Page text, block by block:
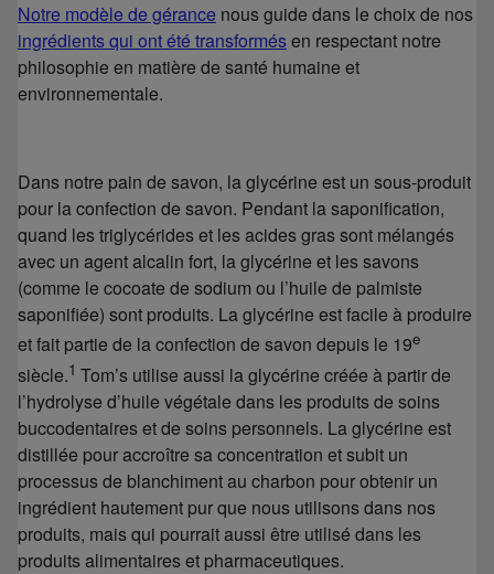
Notre modèle de gérance nous guide dans le choix de nos
ingrédients qui ont été transformésen respectant notre
philosophie en matière de santé humaine et
environnementale.
Dans notre pain de savon, la glycérine est un sous-produit
pour la confection de savon. Pendant la saponification,
quand les triglycérides et les acides gras sont mélangés
avec un agent alcalin fort, la glycérine et les savons
(comme le cocoate de sodium ou l’huile de palmiste
saponifiée) sont produits. La glycérine est facile à produire
et fait partie de la confection de savon depuis le 19e
siècle.1 Tom’s utilise aussi la glycérine créée à partir de
l’hydrolyse d’huile végétale dans les produits de soins
buccodentaires et de soins personnels. La glycérine est
distillée pour accroître sa concentration et subit un
processus de blanchiment au charbon pour obtenir un
ingrédient hautement pur que nous utilisons dans nos
produits, mais qui pourrait aussi être utilisé dans les
produits alimentaires et pharmaceutiques.